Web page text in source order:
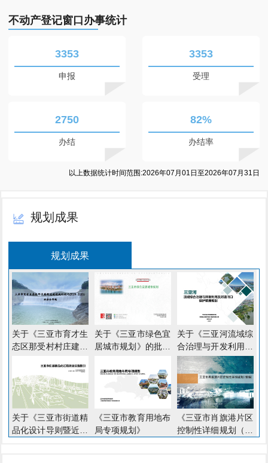
不动产登记窗口办事统计
3353
申报
3353
受理
2750
办结
82%
办结率
以上数据统计时间范围:2026年07月01日至2026年07月31日
规划成果
规划成果
关于《三亚市育才生
态区那受村村庄建设
2035）》的批后公
布
关于《三亚市绿色宜
居城市规划》的批后
关于《三亚河流域综
合治理与开发利用及
河道河口保护管理规
划》的批后公布
关于《三亚市街道精
品化设计导则暨近期
《三亚市教育用地布
局专项规划》
《三亚市肖旗港片区
控制性详细规划（修